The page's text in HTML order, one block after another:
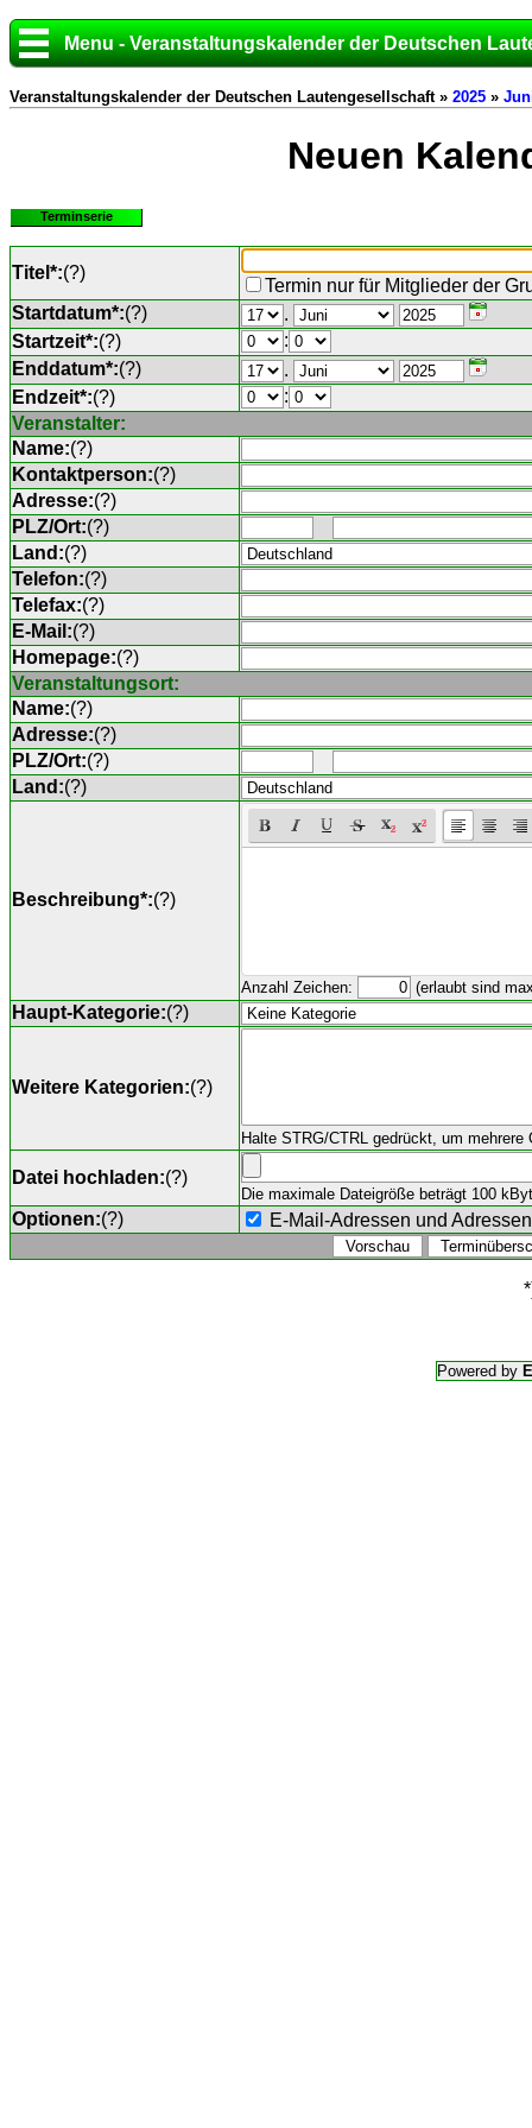
Menu - Veranstaltungskalender der Deutschen
Veranstaltungskalender der Deutschen Lautengesellschaft » 2025 »
Neuen
Terminserie
Titel*:(?)
Termin nur für Mitglieder der
Startdatum*:(?)
.
Startzeit*:(?)
:
Enddatum*:(?)
.
Endzeit*:(?)
:
Veranstalter:
Name:(?)
Kontaktperson:(?)
Adresse:(?)
PLZ/Ort:(?)
Land:(?)
Telefon:(?)
Telefax:(?)
E-Mail:(?)
Homepage:(?)
Veranstaltungsort:
Name:(?)
Adresse:(?)
PLZ/Ort:(?)
Land:(?)
Beschreibung*:(?)
Anzahl Zeichen: (erlaubt sind
Haupt-Kategorie:(?)
Weitere Kategorien:(?)
Halte STRG/CTRL gedrückt, um mehrere
Datei hochladen:(?)
Die maximale Dateigröße beträgt 100
Optionen:(?) E-Mail-Adressen und
Powered by